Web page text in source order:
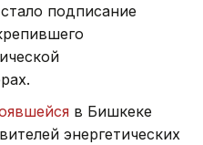
подписание
в Бишкеке
энергетических